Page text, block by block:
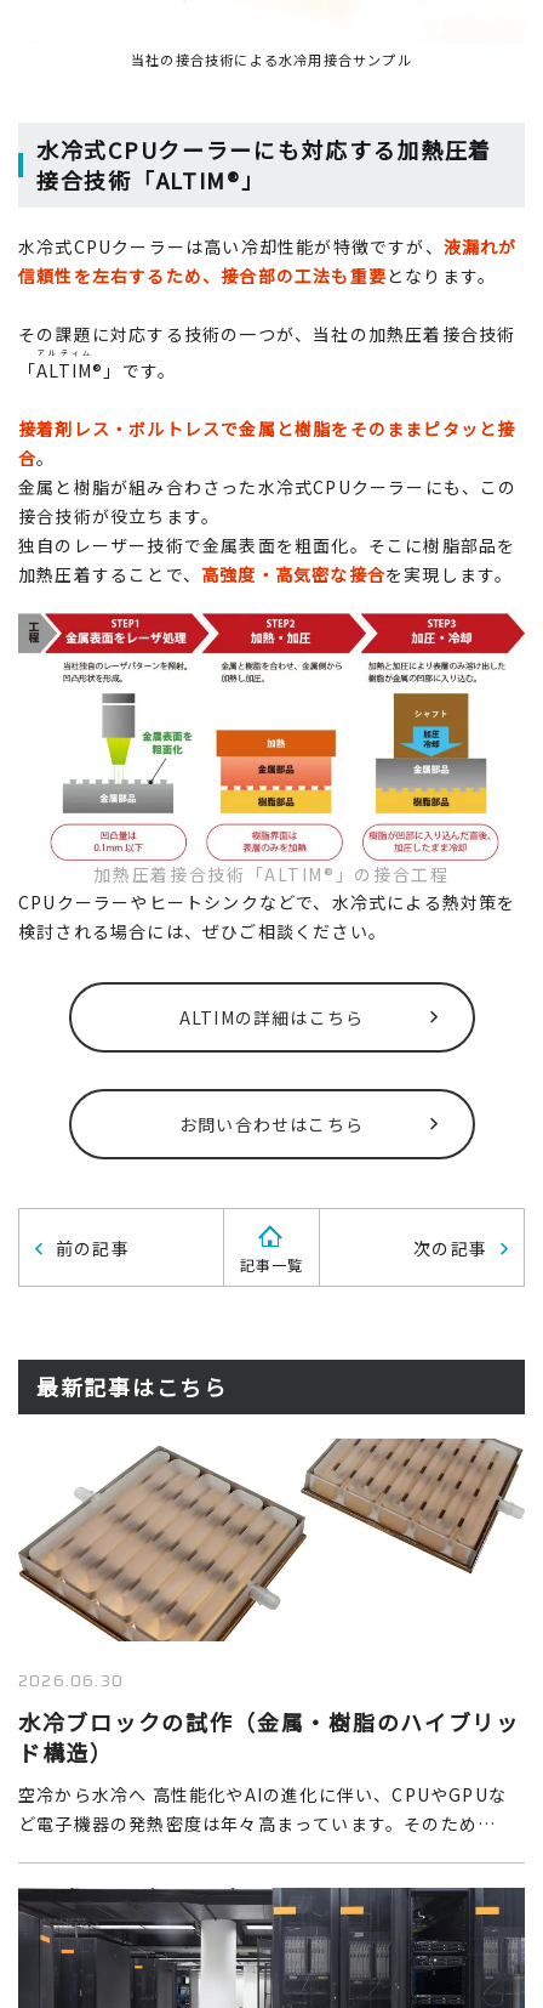
当社の接合技術による水冷用接合サンプル
水冷式CPUクーラーにも対応する加熱圧着
接合技術「ALTIM®」
水冷式CPUクーラーは高い冷却性能が特徴ですが、 液漏れが
信頼性を左右するため、接合部の工法も重要となります。
その課題に対応する技術の一つが、当社の加熱圧着接合技術
「ALTIM
アルティム
®」です。
接着剤レス・ボルトレスで金属と樹脂をそのままピタッと接
合。
金属と樹脂が組み合わさった水冷式CPUクーラーにも、この
接合技術が役立ちます。
独自のレーザー技術で金属表面を粗面化。そこに樹脂部品を
加熱圧着することで、 高強度・高気密な接合を実現します。
加熱圧着接合技術「ALTIM®」の接合工程
CPUクーラーやヒートシンクなどで、水冷式による熱対策を
検討される場合には、ぜひご相談ください。
ALTIMの詳細はこちら
お問い合わせはこちら
前の記事
記事一覧
次の記事
最新記事はこちら
2026.06.30
水冷ブロックの試作（金属・樹脂のハイブリッ
ド構造）
空冷から水冷へ 高性能化やAIの進化に伴い、CPUやGPUな
ど電子機器の発熱密度は年々高まっています。そのため…